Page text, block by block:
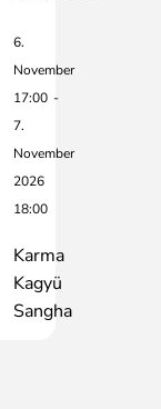
6.
November
17:00 -
7.
November
2026
18:00
Karma
Kagyü
Sangha